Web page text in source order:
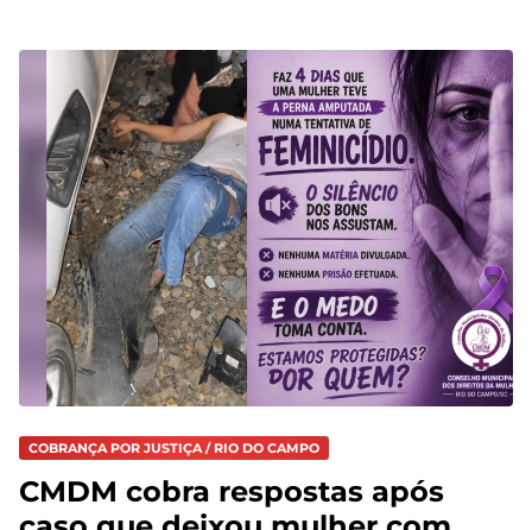
COBRANÇA POR JUSTIÇA / RIO DO CAMPO
CMDM cobra respostas após